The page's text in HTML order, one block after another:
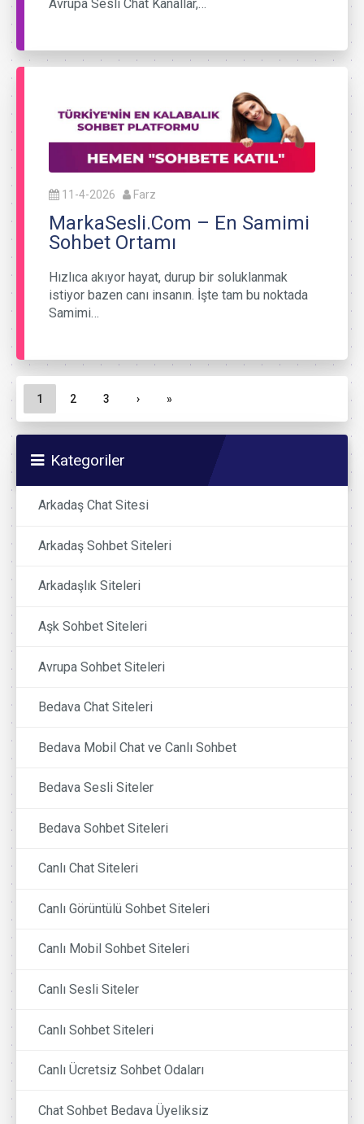
Avrupa Sesli Chat Kanallar,…
11-4-2026 Farz
MarkaSesli.Com – En Samimi
Sohbet Ortamı
Hızlıca akıyor hayat, durup bir soluklanmak
istiyor bazen canı insanın. İşte tam bu noktada
Samimi…
Sayfa gezinme
Geçerli Sayfa
1 Sayfa
2 Sayfa
3 › »
Kategoriler
Arkadaş Chat Sitesi
Arkadaş Sohbet Siteleri
Arkadaşlık Siteleri
Aşk Sohbet Siteleri
Avrupa Sohbet Siteleri
Bedava Chat Siteleri
Bedava Mobil Chat ve Canlı Sohbet
Bedava Sesli Siteler
Bedava Sohbet Siteleri
Canlı Chat Siteleri
Canlı Görüntülü Sohbet Siteleri
Canlı Mobil Sohbet Siteleri
Canlı Sesli Siteler
Canlı Sohbet Siteleri
Canlı Ücretsiz Sohbet Odaları
Chat Sohbet Bedava Üyeliksiz